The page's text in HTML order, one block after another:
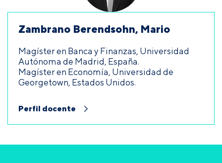
Zambrano Berendsohn, Mario
Magíster en Banca y Finanzas, Universidad
Autónoma de Madrid, España.
Magíster en Economía, Universidad de
Georgetown, Estados Unidos.
Perfil docente